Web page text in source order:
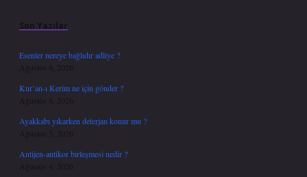
Son Yazılar
Esenler nereye bağlıdır adliye ?
Ağustos 6, 2026
Kur’an-ı Kerim ne için gönder ?
Ağustos 6, 2026
Ayakkabı yıkarken deterjan konur mu ?
Ağustos 5, 2026
Antijen-antikor birleşmesi nedir ?
Ağustos 4, 2026